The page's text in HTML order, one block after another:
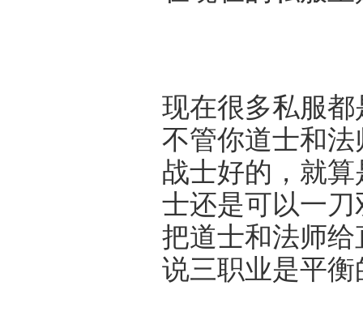
现在很多私服
不管你道士和
战士好的，就
士还是可以一
把道士和法师
说三职业是平衡